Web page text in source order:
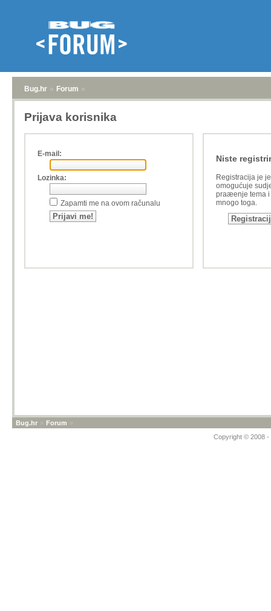
Bug.hr » Forum »
Prijava korisnika
E-mail:
Lozinka:
Zapamti me na ovom računalu
Niste
Registracija je
omogućuje
praæenje tema i
mnogo toga.
Bug.hr » Forum »
Copyright © 2008 -